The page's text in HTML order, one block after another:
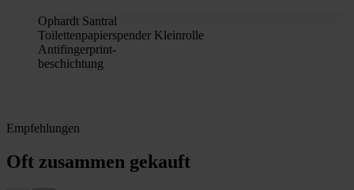
Ophardt Santral
Toilettenpapierspender Kleinrolle
Antifingerprint-
beschichtung
Empfehlungen
Oft zusammen gekauft